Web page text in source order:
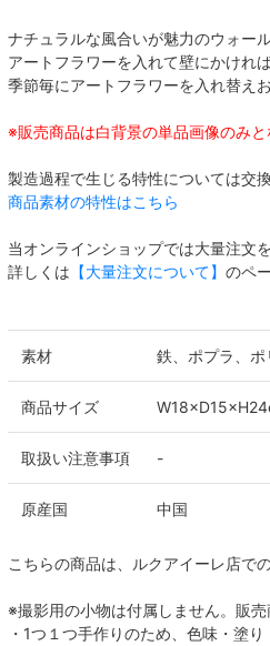
ナチュラルな風合いが魅力のウォー
アートフラワーを入れて壁にかけれ
季節毎にアートフラワーを入れ替え
※販売商品は白背景の単品画像のみ
製造過程で生じる特性については交
商品素材の特性はこちら
当オンラインショップでは大量注文
詳しくは 【大量注文について】 のペ
素材 鉄、ポプラ、
商品サイズ
取扱い注意事項 -
原産国 中国
こちらの商品は、ルクアイーレ店で
※撮影用の小物は付属しません。販
・1つ１つ手作りのため、色味・塗